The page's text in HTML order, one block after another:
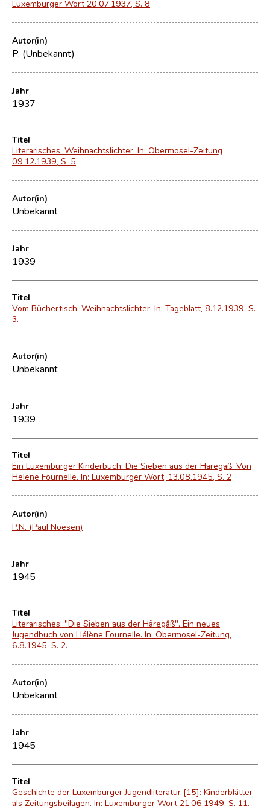
Luxemburger Wort 20.07.1937, S. 8
Autor(in)
P. (Unbekannt)
Jahr
1937
Titel
Literarisches: Weihnachtslichter. In: Obermosel-Zeitung
09.12.1939, S. 5
Autor(in)
Unbekannt
Jahr
1939
Titel
Vom Büchertisch: Weihnachtslichter. In: Tageblatt, 8.12.1939, S.
3.
Autor(in)
Unbekannt
Jahr
1939
Titel
Ein Luxemburger Kinderbuch: Die Sieben aus der Häregaß. Von
Helene Fournelle. In: Luxemburger Wort, 13.08.1945, S. 2
Autor(in)
P.N. (Paul Noesen)
Jahr
1945
Titel
Literarisches: "Die Sieben aus der Häregâß". Ein neues
Jugendbuch von Hélène Fournelle. In: Obermosel-Zeitung,
6.8.1945, S. 2.
Autor(in)
Unbekannt
Jahr
1945
Titel
Geschichte der Luxemburger Jugendliteratur [15]: Kinderblätter
als Zeitungsbeilagen. In: Luxemburger Wort 21.06.1949, S. 11.